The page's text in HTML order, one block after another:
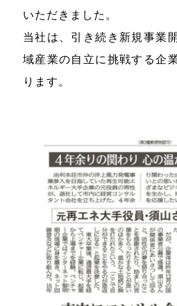
いただきました。
当社は、引き続き新規事業
域産業の自立に挑戦する企
ります。